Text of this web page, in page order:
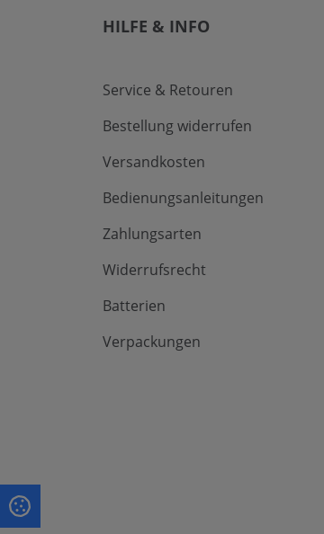
HILFE & INFO
Service & Retouren
Bestellung widerrufen
Versandkosten
Bedienungsanleitungen
Zahlungsarten
Widerrufsrecht
Batterien
Verpackungen